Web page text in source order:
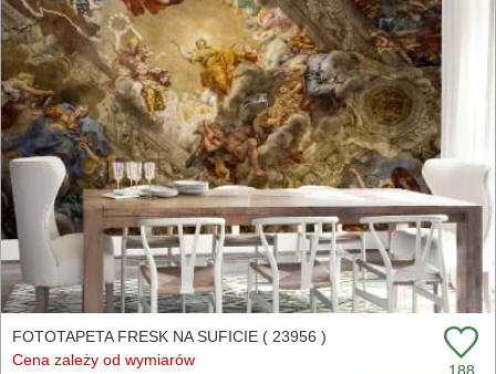
FOTOTAPETA FRESK NA SUFICIE ( 23956 )
Cena zależy od wymiarów
188